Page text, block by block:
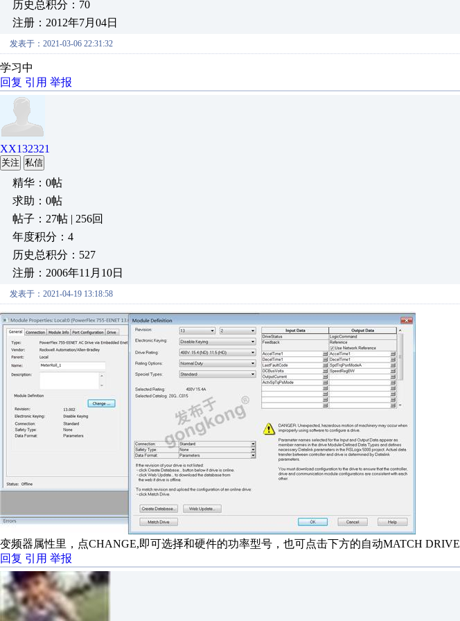
历史总积分：70
注册：2012年7月04日
发表于：2021-03-06 22:31:32
学习中
回复 引用 举报
XX132321
关注 私信
精华：0帖
求助：0帖
帖子：27帖 | 256回
年度积分：4
历史总积分：527
注册：2006年11月10日
发表于：2021-04-19 13:18:58
变频器属性里，点CHANGE,即可选择和硬件的功率型号，也可点击下方的自动MATCH DRIVE
回复 引用 举报